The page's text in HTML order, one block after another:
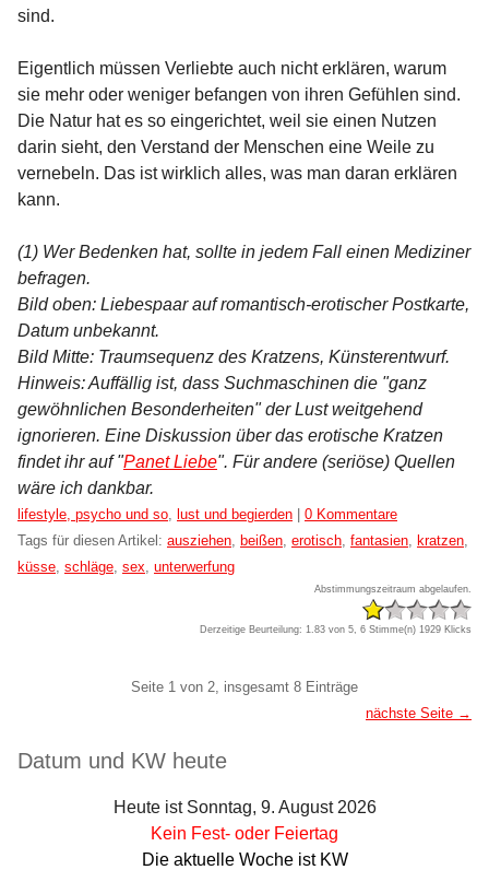
sind.
Eigentlich müssen Verliebte auch nicht erklären, warum
sie mehr oder weniger befangen von ihren Gefühlen sind.
Die Natur hat es so eingerichtet, weil sie einen Nutzen
darin sieht, den Verstand der Menschen eine Weile zu
vernebeln. Das ist wirklich alles, was man daran erklären
kann.
(1) Wer Bedenken hat, sollte in jedem Fall einen Mediziner
befragen.
Bild oben: Liebespaar auf romantisch-erotischer Postkarte,
Datum unbekannt.
Bild Mitte: Traumsequenz des Kratzens, Künsterentwurf.
Hinweis: Auffällig ist, dass Suchmaschinen die "ganz
gewöhnlichen Besonderheiten" der Lust weitgehend
ignorieren. Eine Diskussion über das erotische Kratzen
findet ihr auf "Panet Liebe". Für andere (seriöse) Quellen
wäre ich dankbar.
Kategorien:
lifestyle, psycho und so lust und begierden | 0 Kommentare
Tags für diesen Artikel: ausziehen beißen erotisch fantasien kratzen
küsse schläge sex unterwerfung
Abstimmungszeitraum abgelaufen.
Derzeitige Beurteilung: 1.83 von 5, 6 Stimme(n) 1929 Klicks
Seite 1 von 2, insgesamt 8 Einträge
nächste Seite →
Seitenleiste
Datum und KW heute
Heute ist Sonntag, 9. August 2026
Kein Fest- oder Feiertag
Die aktuelle Woche ist KW